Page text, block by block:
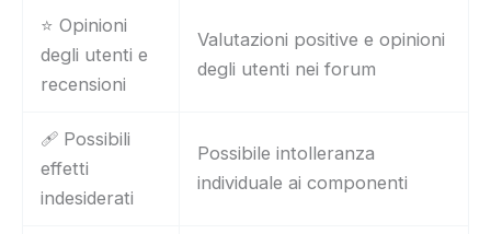
⭐ Opinioni
degli utenti e
recensioni
Valutazioni positive e opinioni
degli utenti nei forum
🩹 Possibili
effetti
indesiderati
Possibile intolleranza
individuale ai componenti